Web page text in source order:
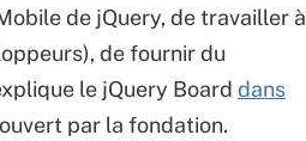
de jQuery, de travailler à
de fournir du
le jQuery Board dans
par la fondation.